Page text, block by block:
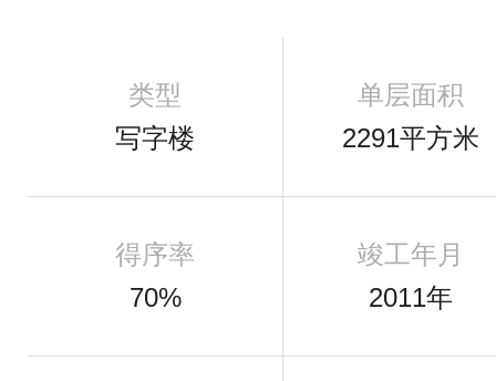
类型
写字楼
单层面积
2291平方米
得序率
70%
竣工年月
2011年